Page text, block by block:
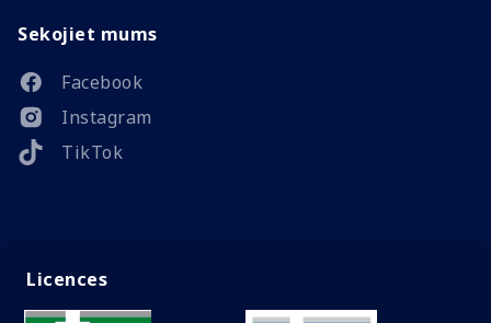
Sekojiet mums
Facebook
Instagram
TikTok
Licences